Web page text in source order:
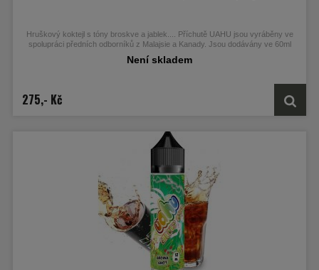
Hruškový koktejl s tóny broskve a jablek....
Příchutě UAHU jsou vyráběny ve
spolupráci předních odborníků z Malajsie a Kanady. Jsou dodávány ve 60ml
Chubby Gorilla Unicorn lahvičkách, které obsahují 12ml koncentrátu.
Není skladem
275,- Kč